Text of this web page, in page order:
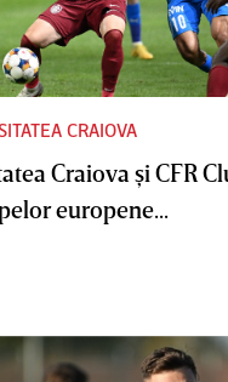
CRAIOVA
Craiova şi CFR
europene...